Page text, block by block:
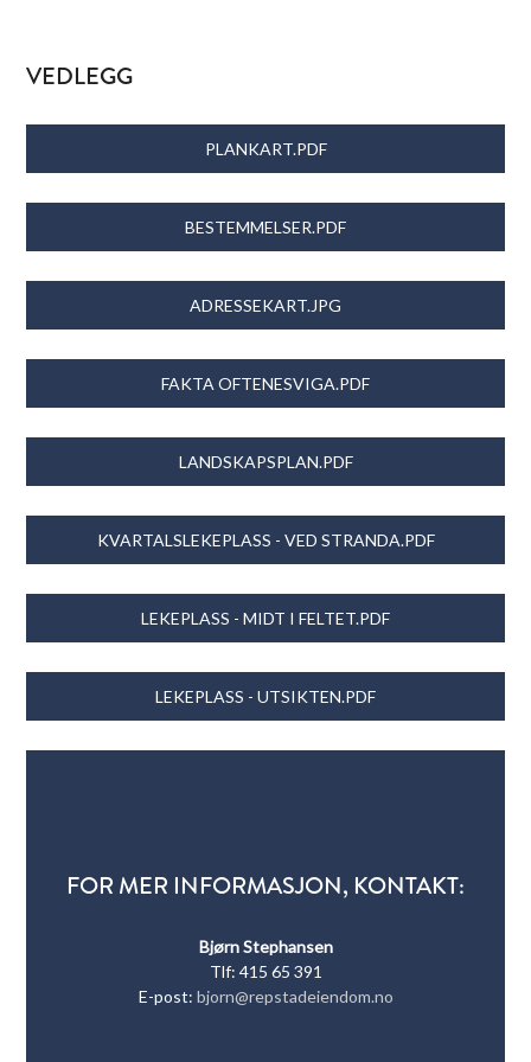
VEDLEGG
PLANKART.PDF
BESTEMMELSER.PDF
ADRESSEKART.JPG
FAKTA OFTENESVIGA.PDF
LANDSKAPSPLAN.PDF
KVARTALSLEKEPLASS - VED STRANDA.PDF
LEKEPLASS - MIDT I FELTET.PDF
LEKEPLASS - UTSIKTEN.PDF
FOR MER INFORMASJON, KONTAKT:
Bjørn Stephansen
Tlf: 415 65 391
E-post: bjorn@repstadeiendom.no